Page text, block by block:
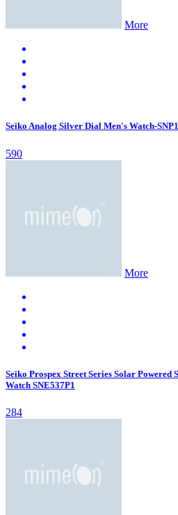
More
Seiko Analog Silver Dial Men's Watch-
590
More
Seiko Prospex Street Series Solar
Watch SNE537P1
284